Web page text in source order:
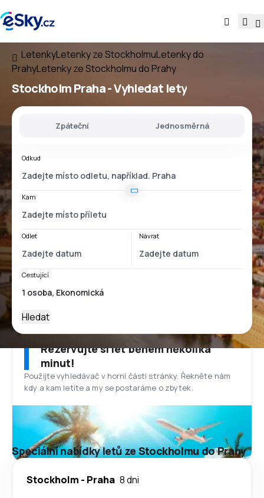
LetenkyLetenky ze StockholmuLetenky do
PrahyLetenky ze Stockholmu do Prahy
Stockholm Praha- Vyhledat lety
Zpáteční Jednosměrná
Odkud
Kam
Odlet Návrat
Cestující
Hledat
Rezervujte si let během několika
minut!
Použijte vyhledávač v horní části stránky. Řekněte nám
kdy a kam letíte a my se postaráme o zbytek.
Speciální nabídky letů ze Stockholmu do Prahy
Stockholm - Praha 8 dni